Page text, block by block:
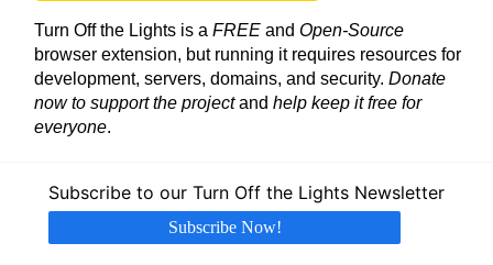
Turn Off the Lights is a FREE and Open-Source
browser extension, but running it requires resources for
development, servers, domains, and security. Donate
now to support the projectand help keep it free for
everyone.
Subscribe to our Turn Off the Lights Newsletter
Subscribe Now!